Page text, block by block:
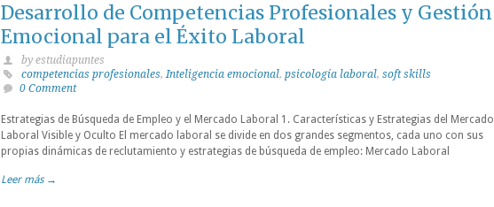
Desarrollo de Competencias Profesionales y Gestión
Emocional para el Éxito Laboral
by estudiapuntes
competencias profesionales,Inteligencia emocional, psicología laboral, soft skills
0 Comment
Estrategias de Búsqueda de Empleo y el Mercado Laboral 1. Características y Estrategias del Mercado
Laboral Visible y Oculto El mercado laboral se divide en dos grandes segmentos, cada uno con sus
propias dinámicas de reclutamiento y estrategias de búsqueda de empleo: Mercado Laboral
Leer más →